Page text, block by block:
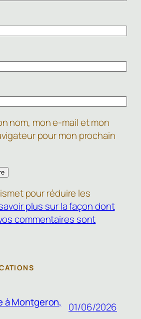
nom, mon e-mail et mon
pour mon prochain
pour réduire les
plus sur la façon dont
commentaires sont
à Montgeron, 01/06/2026